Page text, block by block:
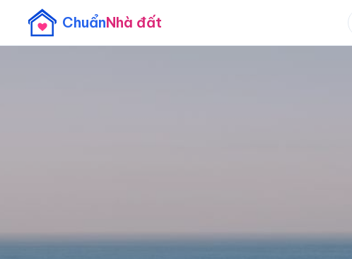
ChuẩnNhà đất